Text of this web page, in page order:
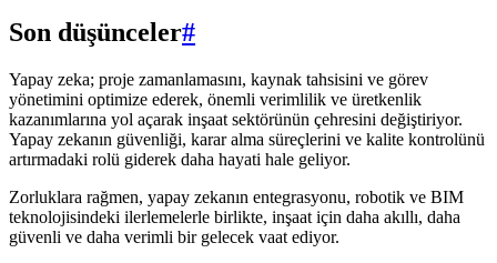
Son düşünceler#
Yapay zeka; proje zamanlamasını, kaynak tahsisini ve görev
yönetimini optimize ederek, önemli verimlilik ve üretkenlik
kazanımlarına yol açarak inşaat sektörünün çehresini değiştiriyor.
Yapay zekanın güvenliği, karar alma süreçlerini ve kalite kontrolünü
artırmadaki rolü giderek daha hayati hale geliyor.
Zorluklara rağmen, yapay zekanın entegrasyonu, robotik ve BIM
teknolojisindeki ilerlemelerle birlikte, inşaat için daha akıllı, daha
güvenli ve daha verimli bir gelecek vaat ediyor.